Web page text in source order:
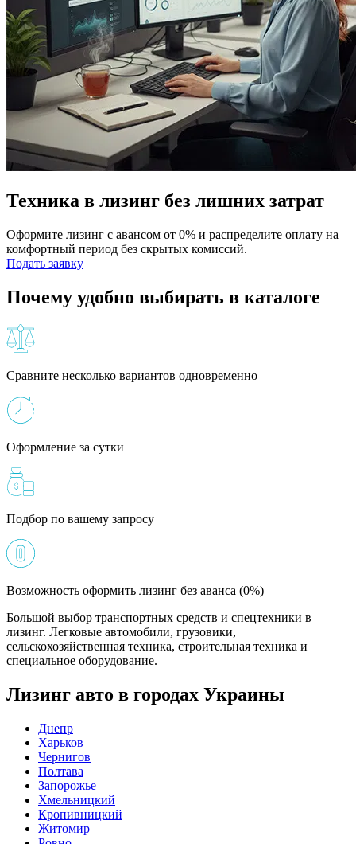
Техника в лизинг без лишних затрат
Оформите лизинг с авансом от 0% и распределите оплату на
комфортный период без скрытых комиссий.
Подать заявку
Почему удобно выбирать в каталоге
Сравните несколько вариантов одновременно
Оформление за сутки
Подбор по вашему запросу
Возможность оформить лизинг без аванса (0%)
Большой выбор транспортных средств и спецтехники в
лизинг. Легковые автомобили, грузовики,
сельскохозяйственная техника, строительная техника и
специальное оборудование.
Лизинг авто в городах Украины
Днепр
Харьков
Чернигов
Полтава
Запорожье
Хмельницкий
Кропивницкий
Житомир